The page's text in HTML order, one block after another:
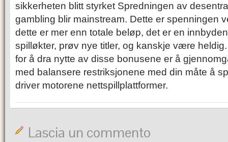
sikkerheten blitt styrket Spredningen av
gambling blir mainstream. Dette er spenningen
dette er mer enn totale beløp, det er en
spilløkter, prøv nye titler, og kanskje være
for å dra nytte av disse bonusene er å
med balansere restriksjonene med din måte å
driver motorene nettspillplattformer.
Lascia un commento